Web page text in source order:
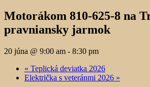
Motorákom 810-625-8 na
pravniansky jarmok
20 júna @ 9:00 am - 8:30 pm
« Teplická deviatka 2026
Električka s veteránmi 2026 »